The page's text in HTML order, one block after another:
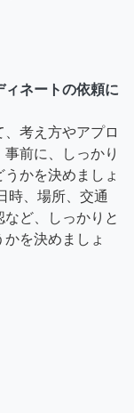
ィネートの依頼に
考え方やアプロ
前に、しっかり
かを決めましょ
時、場所、交通
ど、しっかりと
を決めましょ